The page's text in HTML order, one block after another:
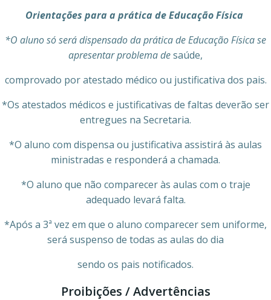
Orientações para a prática de Educação Física
*O aluno só será dispensado da prática de Educação Física se
apresentar problema desaúde,
comprovado por atestado médico ou justificativa dos pais.
*Os atestados médicos e justificativas de faltas deverão ser
entregues na Secretaria.
*O aluno com dispensa ou justificativa assistirá às aulas
ministradas e responderá a chamada.
*O aluno que não comparecer às aulas com o traje
adequado levará falta.
*Após a 3ª vez em que o aluno comparecer sem uniforme,
será suspenso de todas as aulas do dia
sendo os pais notificados.
Proibições / Advertências